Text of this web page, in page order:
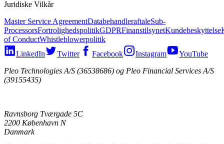
Juridiske Vilkår
Master Service AgreementDatabehandleraftaleSub-
ProcessorsFortrolighedspolitikGDPRFinanstilsynetKundebeskyttelse
of ConductWhistleblowerpolitik
LinkedIn
Twitter Facebook Instagram
YouTube
Pleo Technologies A/S (36538686) og Pleo Financial Services A/S
(39155435)
Ravnsborg Tværgade 5C
2200 København N
Danmark